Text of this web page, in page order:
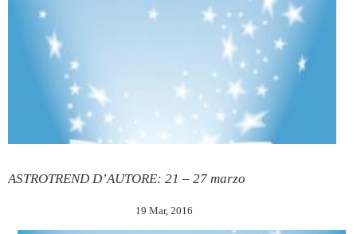
ASTROTREND D’AUTORE: 21 – 27 marzo
19 Mar, 2016